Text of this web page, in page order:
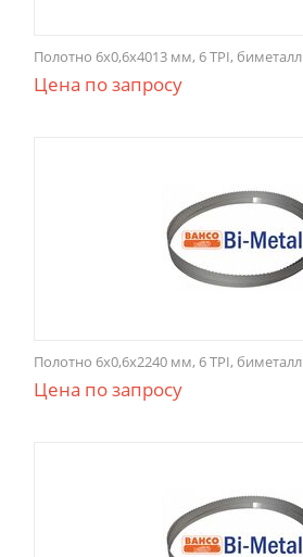
Полотно 6х0,6х4013 мм, 6 TPI,
Цена по запросу
Полотно 6x0,6x2240 мм, 6 TPI,
Цена по запросу